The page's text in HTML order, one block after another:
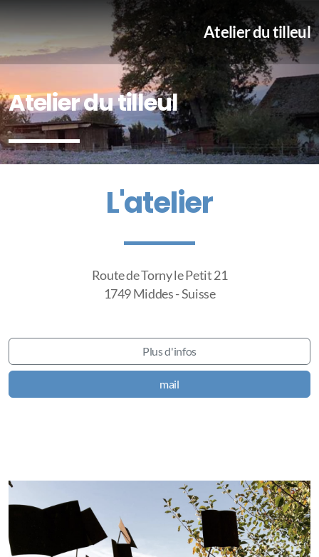
Atelier du tilleul
Atelier du tilleul
L'atelier
Route de Torny le Petit 21
1749 Middes - Suisse
Plus d'infos
mail